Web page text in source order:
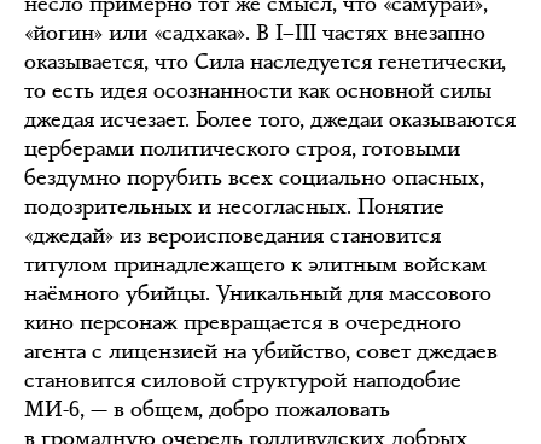
«йогин» или «садхака». В I–III частях внезапно
оказывается, что Сила наследуется генетически,
то есть идея осознанности как основной силы
джедая исчезает. Более того, джедаи оказываются
церберами политического строя, готовыми
бездумно порубить всех социально опасных,
подозрительных и несогласных. Понятие
«джедай» из вероисповедания становится
титулом принадлежащего к элитным войскам
наёмного убийцы. Уникальный для массового
кино персонаж превращается в очередного
агента с лицензией на убийство, совет джедаев
становится силовой структурой наподобие
МИ-6, — в общем, добро пожаловать
в громадную очередь голливудских добрых